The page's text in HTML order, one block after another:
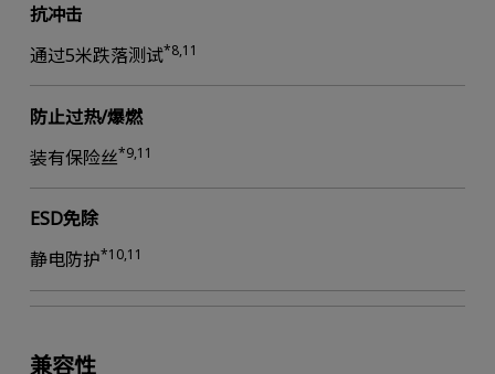
抗冲击
通过5米跌落测试*8,11
防止过热/爆燃
装有保险丝*9,11
ESD免除
静电防护*10,11
兼容性